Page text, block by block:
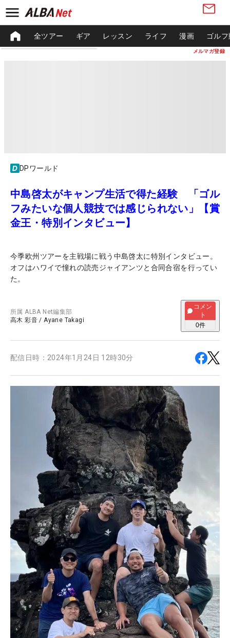
メルマガ登録
全ツアー ギア レッスン ライフ 漫画 ゴル
DPワールド
中島啓太がキャンプ生活で得た経験 「ゴル
フみたいな個人競技では感じられない」【賞
金王・特別インタビュー】
今季欧州ツアーを主戦場に戦う中島啓太に特別インタビュー。
オフはハワイで憧れの読売ジャイアンツと合同合宿を行ってい
た。
所属ALBA Net編集部
高木 彩音 /Ayane Takagi
コメン
ト
0件
配信日時： 2024年1月24日 12時30分